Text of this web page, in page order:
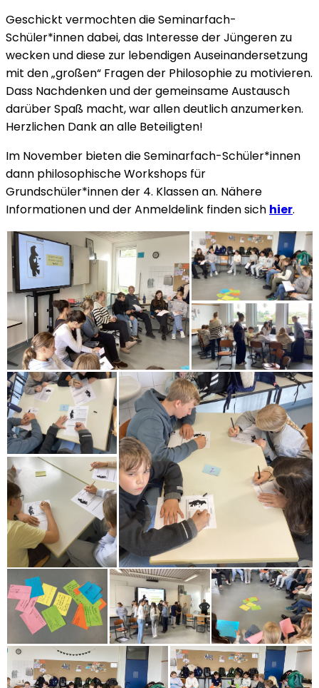
Geschickt vermochten die Seminarfach-
Schüler*innen dabei, das Interesse der Jüngeren zu
wecken und diese zur lebendigen Auseinandersetzung
mit den „großen“ Fragen der Philosophie zu motivieren.
Dass Nachdenken und der gemeinsame Austausch
darüber Spaß macht, war allen deutlich anzumerken.
Herzlichen Dank an alle Beteiligten!
Im November bieten die Seminarfach-Schüler*innen
dann philosophische Workshops für
Grundschüler*innen der 4. Klassen an. Nähere
Informationen und der Anmeldelink finden sich hier.